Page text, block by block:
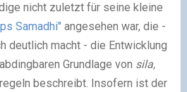
nicht zuletzt für seine kleine
Samadhi" angesehen war, die -
deutlich macht - die Entwicklung
Grundlage von sila,
beschreibt. Insofern ist der